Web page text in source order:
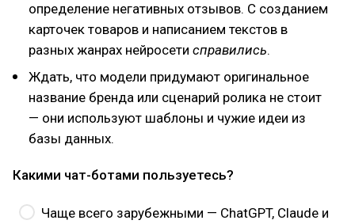
определение негативных отзывов. С созданием
карточек товаров и написанием текстов в
разных жанрах нейросети справились.
Ждать, что модели придумают оригинальное
название бренда или сценарий ролика не стоит
— они используют шаблоны и чужие идеи из
базы данных.
Какими чат-ботами пользуетесь?
Чаще всего зарубежными — ChatGPT, Claude и